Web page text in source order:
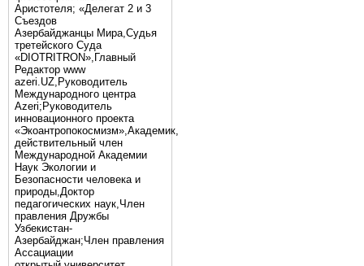
Аристотеля; «Делегат 2 и 3
Съездов
Азербайджанцы Мира,Судья
третейского Суда
«DIOTRITRON»,Главный
Редактор www
azeri.UZ,Руководитель
Международного центра
Аzeri;Руководитель
инновационного проекта
«Экоантропокосмизм»,Академик,
действительный член
Международной Академии
Наук Экологии и
Безопасности человека и
природы,Доктор
педагогических наук,Член
правления Дружбы
Узбекистан-
Азербайджан;Член правления
Ассациации